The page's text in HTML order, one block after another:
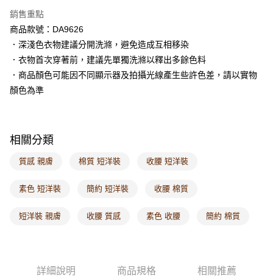
每筆NT$60，滿NT$1,000(含以上)免運費
付款後7-11取貨
每筆NT$60，滿NT$1,000(含以上)免運費
宅配
每筆NT$120，滿NT$1,000(含以上)免運費
海外配送-歐美地區
銷售重點
商品款號：DA9626
．深淺色衣物建議分開洗滌，避免造成互相移染
．衣物首次穿著前，建議先單獨洗滌以釋出多餘色料
．商品顏色可能因不同顯示器及拍攝光線產生些許色差，請以實物
顏色為準
相關分類
質感 親膚 棉質 短洋裝 收腰 短洋裝
素色 短洋裝 簡約 短洋裝 收腰 棉質
短洋裝 親膚 收腰 質感 素色 收腰 簡約 棉質
詳細說明 商品規格 相關推薦